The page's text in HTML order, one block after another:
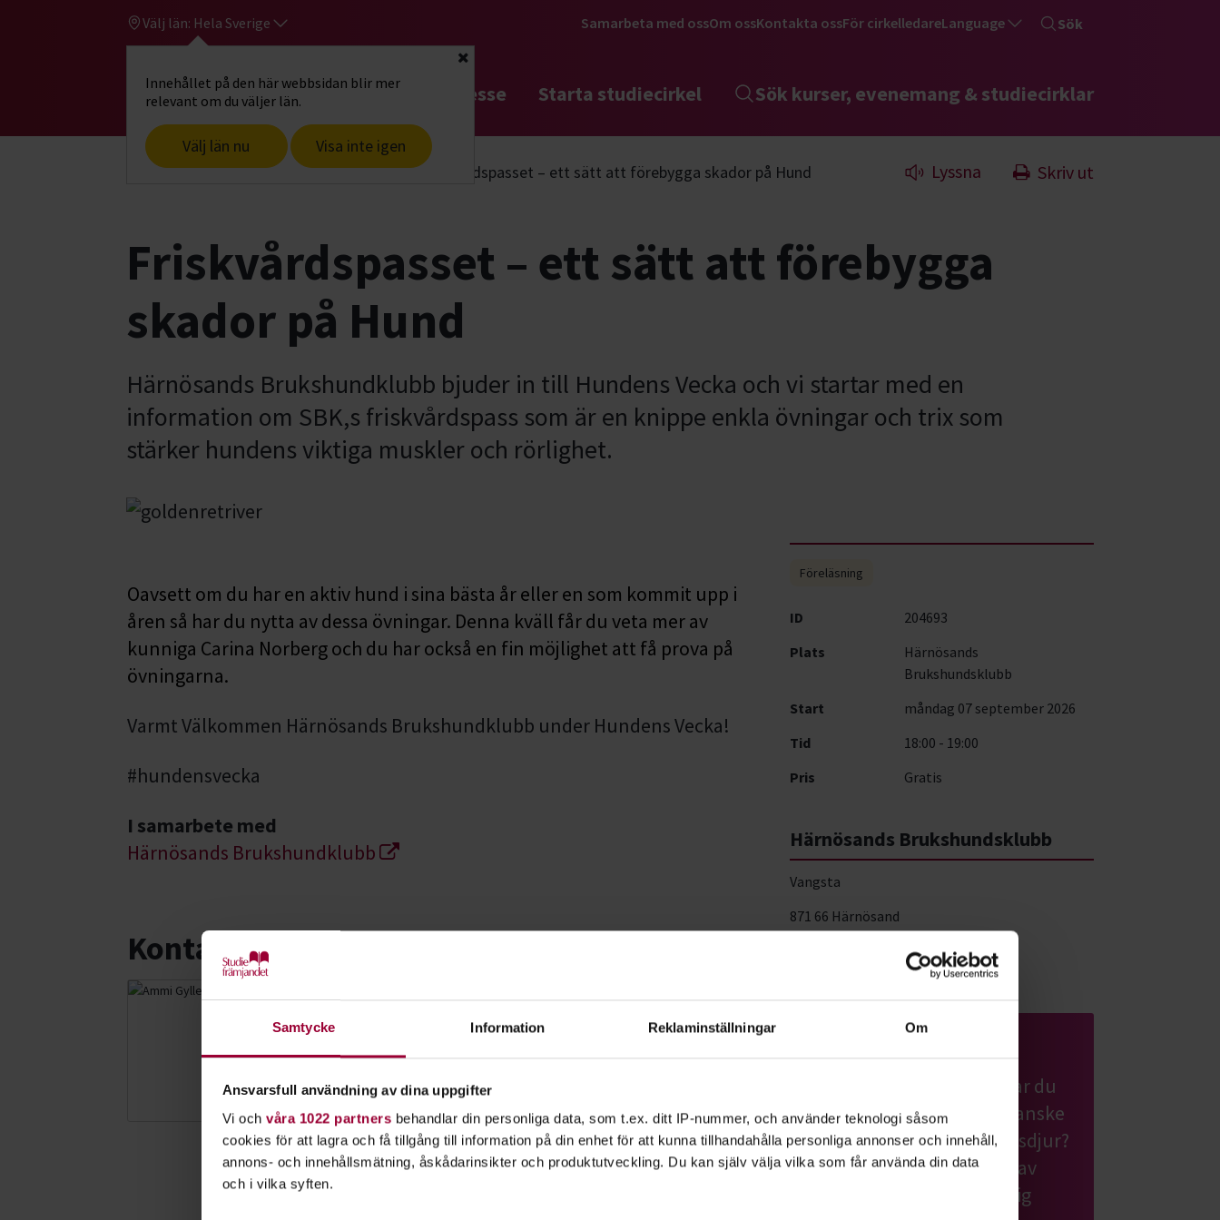
Samtycke Information Reklaminställningar Om
Ansvarsfull användning av dina uppgifter
Vi och våra 1022 partners behandlar din personliga data, som t.ex. ditt IP-nummer, och använder teknologi såsom
cookies för att lagra och få tillgång till information på din enhet för att kunna tillhandahålla personliga annonser och innehåll,
annons- och innehållsmätning, åskådarinsikter och produktutveckling. Du kan själv välja vilka som får använda din data
och i vilka syften.
Välj län: Hela Sverige
Innehållet på den här webbsidan blir mer
relevant om du väljer län.
Välj län nu Visa inte igen
Stäng
Samarbeta med ossOm ossKontakta ossFör cirkelledareLanguage Sök
Gå till studiefrämjandets startsidaHitta intresse Starta studiecirkel Sök kurser, evenemang & studiecirklar
Start Hitta intresse Hund & husdjur Friskvårdspasset – ett sätt att förebygga skador på Hund Lyssna Skriv ut
Friskvårdspasset – ett sätt att förebygga
skador på Hund
Härnösands Brukshundklubb bjuder in till Hundens Vecka och vi startar med en
information om SBK,s friskvårdspass som är en knippe enkla övningar och trix som
stärker hundens viktiga muskler och rörlighet.
Oavsett om du har en aktiv hund i sina bästa år eller en som kommit upp i
åren så har du nytta av dessa övningar. Denna kväll får du veta mer av
kunniga Carina Norberg och du har också en fin möjlighet att få prova på
övningarna.
Varmt Välkommen Härnösands Brukshundklubb under Hundens Vecka!
#hundensvecka
I samarbete med
Härnösands Brukshundklubb
Kontakt
Ammi Gyllenquist
Folkbildningsutvecklare, Profilområdesansvarig Djur
072-570 66 54
Föreläsning
ID
204693
Plats
Härnösands
Brukshundsklubb
Start
måndag 07 september 2026
Tid
18:00 - 19:00
Pris
Gratis
Härnösands Brukshundsklubb
Vangsta
871 66 Härnösand
Har du hund eller planerar du
att skaffa en valp? Eller kanske
en katt eller ett annat husdjur?
Grattis! Det finns massor av
roliga saker du kan lära dig